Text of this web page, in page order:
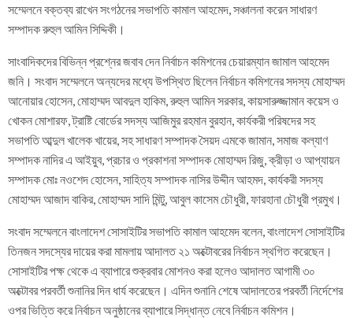
সম্মেলনে বক্তব্য রাখেন সংগঠনের সভাপতি কামাল আহমেদ, সঞ্চালনা করেন সাধারণ
সম্পাদক রুহুল আমিন সিদ্দিকী।
সাংবাদিকদের বিভিন্ন প্রশ্নের জবাব দেন নির্বাচন কমিশনের চেয়ারম্যান জামাল আহমেদ
জনি। সংবাদ সম্মেলনে অন্যদের মধ্যে উপস্থিত ছিলেন নির্বাচন কমিশনের সদস্য মোহাম্মদ
আনোয়ার হোসেন, মোহাম্মদ আবদুল হাকিম, রুহুল আমিন সরকার, কায়সারুজ্জামান কয়েস ও
খোকন মোশারফ, ট্রাষ্টি বোর্ডের সদস্য আজিমুর রহমান বুরহান, কার্যকরী পরিষদের সহ
সভাপতি আব্দুল খালেক খায়ের, সহ সাধারণ সম্পাদক সৈয়দ এমকে জামান, সমাজ কল্যাণ
সম্পাদক নাদির এ আইয়ুব, প্রচার ও প্রকাশনা সম্পাদক মোহাম্মদ রিজু, ক্রীড়া ও আপ্যায়ন
সম্পাদক মোঃ নওশেদ হোসেন, সাহিত্য সম্পাদক নাসির উদ্দীন আহমদ, কার্যকরী সদস্য
মোহাম্মদ আজাদ বাকির, মোহাম্মদ সাদি মিন্টু, আবুল কাসেম চৌধুরী, ফারহানা চৌধুরী প্রমুখ।
সংবাদ সম্মেলনে বাংলাদেশ সোসাইটির সভাপতি কামাল আহমেদ বলেন, বাংলাদেশ সোসাইটির
তিনজন সদস্যের দায়ের করা মামলায় আদালত ২১ অক্টোবরের নির্বাচন স্থগিত করেছেন।
সোসাইটির পক্ষ থেকে এ ব্যাপারে শুক্রবার মোশনও করা হলেও আদালত আগামী ৩০
অক্টোবর পরবর্তী শুনানির দিন ধার্য করেছেন। এদিন শুনানি শেষে আদালতের পরবর্তী নির্দেশের
ওপর ভিত্তি করে নির্বাচন অনুষ্ঠানের ব্যাপারে সিদ্ধান্ত নেবে নির্বাচন কমিশন।